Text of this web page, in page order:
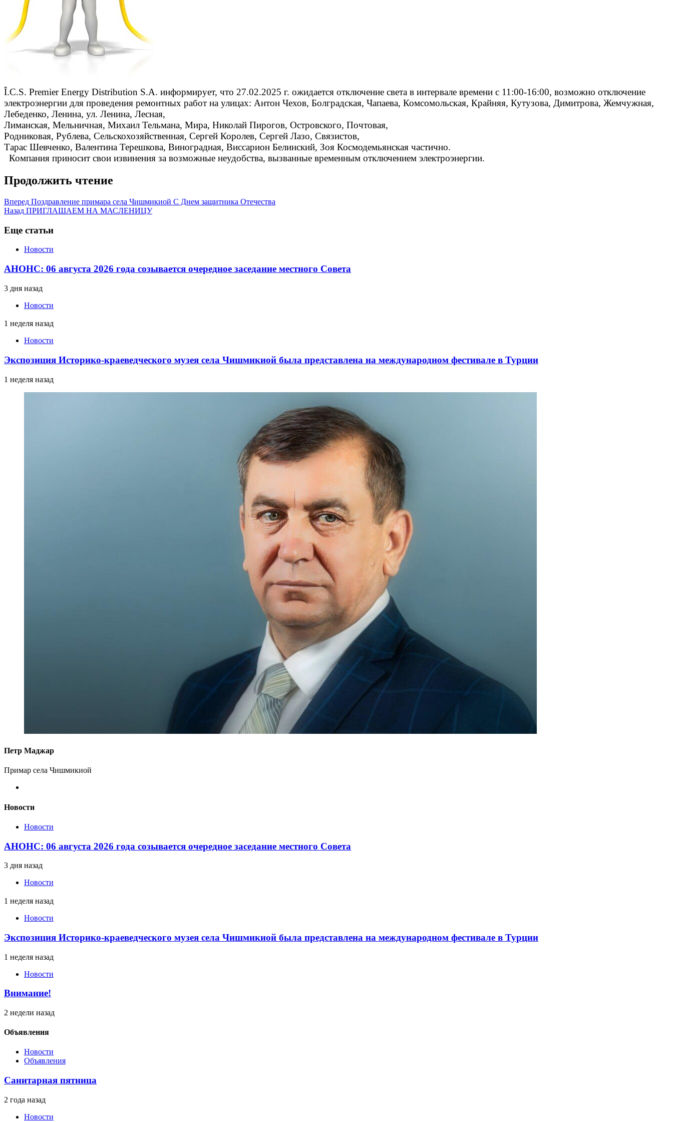
Î.C.S. Premier Energy Distribution S.A. информирует, что 27.02.2025 г. ожидается отключение света в интервале времени с 11:00-16:00, возможно отключение
электроэнергии для проведения ремонтных работ на улицах: Антон Чехов, Болградская, Чапаева, Комсомольская, Крайняя, Кутузова, Димитрова, Жемчужная,
Лебеденко, Ленина, ул. Ленина, Лесная,
Лиманская, Мельничная, Михаил Тельмана, Мира, Николай Пирогов, Островского, Почтовая,
Родниковая, Рублева, Сельскохозяйственная, Сергей Королев, Сергей Лазо, Связистов,
Тарас Шевченко, Валентина Терешкова, Виноградная, Виссарион Белинский, Зоя Космодемьянская частично.
Компания приносит свои извинения за возможные неудобства, вызванные временным отключением электроэнергии.
Продолжить чтение
Вперед Поздравление примара села Чишмикиой С Днем защитника Отечества
Назад ПРИГЛАШАЕМ НА МАСЛЕНИЦУ
Еще статьи
Новости
АНОНС: 06 августа 2026 года созывается очередное заседание местного Совета
3 дня назад
Новости
1 неделя назад
Новости
Экспозиция Историко-краеведческого музея села Чишмикиой была представлена на международном фестивале в Турции
1 неделя назад
Петр Маджар
Примар села Чишмикиой
Новости
Новости
АНОНС: 06 августа 2026 года созывается очередное заседание местного Совета
3 дня назад
Новости
1 неделя назад
Новости
Экспозиция Историко-краеведческого музея села Чишмикиой была представлена на международном фестивале в Турции
1 неделя назад
Новости
Внимание!
2 недели назад
Объявления
Новости
Объявления
Санитарная пятница
2 года назад
Новости